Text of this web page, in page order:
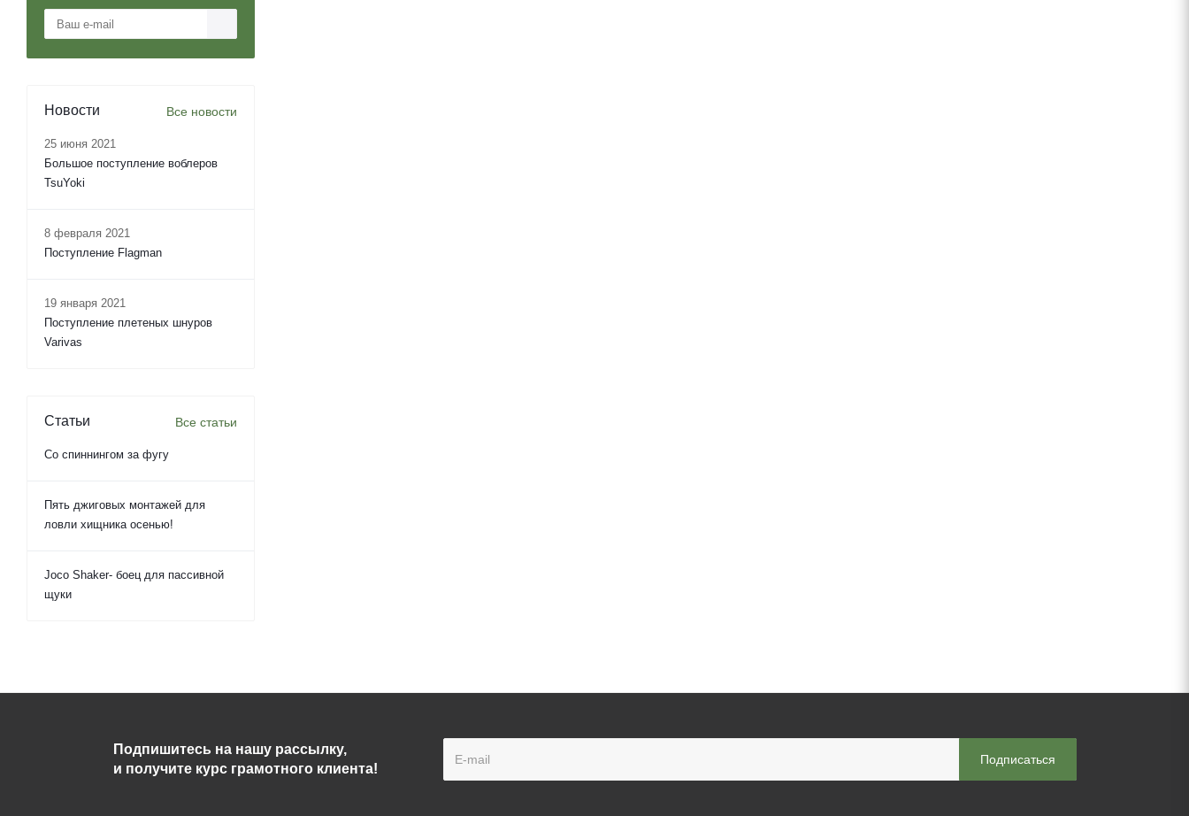
Новости Все новости
25 июня 2021
Большое поступление воблеров
TsuYoki
8 февраля 2021
Поступление Flagman
19 января 2021
Поступление плетеных шнуров
Varivas
Статьи Все статьи
Со спиннингом за фугу
Пять джиговых монтажей для
ловли хищника осенью!
Joco Shaker- боец для пассивной
щуки
Подпишитесь на нашу рассылку,
и получите курс грамотного клиента!